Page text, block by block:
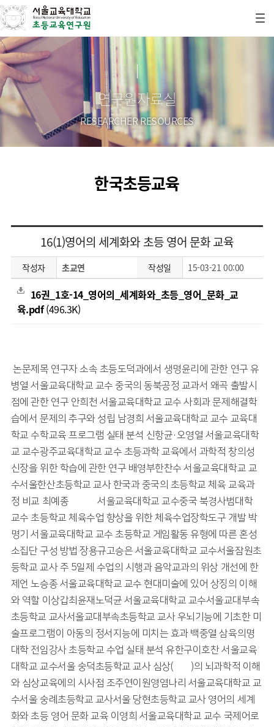
연구원자료실
RESEARCHER RESOURCES
한국초등교육
16(1)영어의 세계화와 초등 영어 문화 교육
작성자 초교연 작성일 15-03-21 00:00
16권_1호-14_영어의_세계화와_초등_영어_문화_교
육.pdf(496.3K)
논문제목 연구자 소속 초등도덕과에서 생명윤리에 관한 연구 유
병열 서울교육대학교 교수 중국의 동북공정 교과서 왜곡 출발시
점에 관한 연구 안희천 서울교육대학교 교수 사회과 문제해결학
습에서 문제의 추구와 성립 남경희 서울교육대학교 교수 교육대
학교 수학교육 프로그램 실태 분석 신항균·오영열 서울교육대학
교 교수광주교육대학교 교수 초등과학 교육에서 과학적 창의성
신장을 위한 학습에 관한 연구 배영부한찬수 서울교육대학교 교
수서울한산초등학교 교사 한국과 중국의 초등학교 체육 교육과
정 비교 최예종朴哲松 서울교육대학교 교수중국 북경사범대학
교수 초등학교 체육수업 향상을 위한 체육수업장학도구 개발 박
명기 서울교육대학교 교수 초등학교 게임활동 유형에 따른 혼성
소집단 구성 방법 장용규고승은 서울교육대학교 교수서울잠원초
등학교 교사 주 5일제 수업의 시행과 음악교과의 위상 개선에 한
제언 노승종 서울교육대학교 교수 현대미술에 있어 상징의 이해
와 역할 이상갑최윤재노덕균 서울교육대학교 교수서울교대부속
초등학교 교사서울교대부속초등학교 교사 우뇌기능에 기초한 미
술프로그램이 아동의 정서지능에 미치는 효과 백중열 삼육의명
대학 전임강사 초등학교 수업 실태 분석 유한구이호찬 서울교육
대학교 교수서울 숭덕초등학교 교사 심상(心象)의 뇌과학적 이해
와 심상교육에의 시사점 조주연이원영염나리 서울교육대학교 교
수서울 숭례초등학교 교사서울 당현초등학교 교사 영어의 세계
화와 초등 영어 문화 교육 이영희 서울교육대학교 교수 국제어로